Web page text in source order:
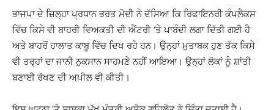
ਭਾਜਪਾ ਦੇ ਜ਼ਿਲ੍ਹਾ ਪ੍ਰਧਾਨ ਭਰਤ ਮੋਦੀ ਨੇ ਦੱਸਿਆ ਕਿ ਰਿਫਾਇਨਰੀ ਕੰਪਲੈਕਸ
ਵਿੱਚ ਕਿਸੇ ਵੀ ਬਾਹਰੀ ਵਿਅਕਤੀ ਦੀ ਐਂਟਰੀ ‘ਤੇ ਪਾਬੰਦੀ ਲਗਾ ਦਿੱਤੀ ਗਈ ਹੈ
ਅਤੇ ਬਾਹਰੋਂ ਹਾਲਾਤ ਕਾਬੂ ਵਿੱਚ ਦਿਖ ਰਹੇ ਹਨ। ਉਨ੍ਹਾਂ ਮੁਤਾਬਕ ਹੁਣ ਤੱਕ ਕਿਸੇ
ਵੀ ਤਰ੍ਹਾਂ ਦਾ ਜਾਨੀ ਨੁਕਸਾਨ ਸਾਹਮਣੇ ਨਹੀਂ ਆਇਆ। ਉਨ੍ਹਾਂ ਲੋਕਾਂ ਨੂੰ ਸ਼ਾਂਤੀ
ਬਣਾਈ ਰੱਖਣ ਦੀ ਅਪੀਲ ਵੀ ਕੀਤੀ।